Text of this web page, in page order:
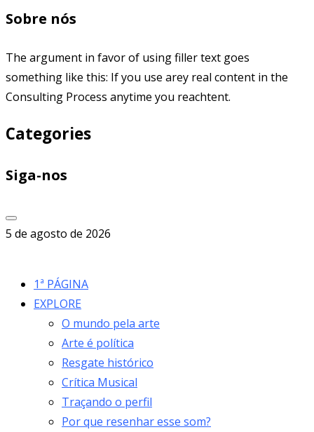
Sobre nós
The argument in favor of using filler text goes
something like this: If you use arey real content in the
Consulting Process anytime you reachtent.
Categories
Siga-nos
5 de agosto de 2026
1ª PÁGINA
EXPLORE
O mundo pela arte
Arte é política
Resgate histórico
Crítica Musical
Traçando o perfil
Por que resenhar esse som?